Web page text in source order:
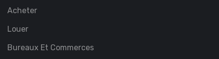
Acheter
Louer
Bureaux Et Commerces